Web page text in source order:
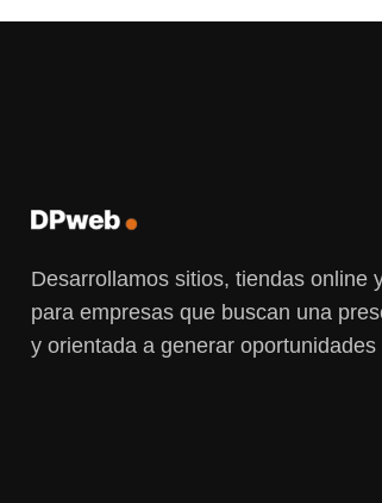
Desarrollamos sitios, tiendas online
para empresas que buscan una
y orientada a generar oportunidades